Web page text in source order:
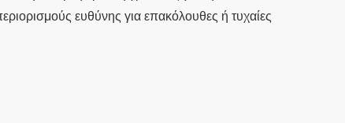
ευθύνης για επακόλουθες ή τυχαίες